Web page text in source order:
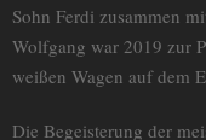
Sohn Ferdi zusammen
Wolfgang war 2019 zur
weißen Wagen auf dem
Die Begeisterung der